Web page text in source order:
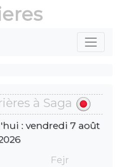
à Saga
: vendredi 7 août
Fejr